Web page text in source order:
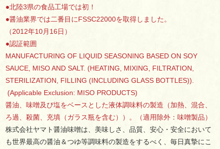
●北陸3県の食品工場では初！
●醤油業界では二番目にFSSC22000を取得しました。
（2012年10月16日）
●認証範囲
MANUFACTURING OF LIQUID SEASONING BASED ON SOY
SAUCE, MISO AND SALT. (HEATING, MIXING, FILTRATION,
STERILIZATION, FILLING (INCLUDING GLASS BOTTLES)).
(Applicable Exclusion: MISO PRODUCTS)
醤油、味噌及び塩をベースとした液体調味料の製造（加熱、混合、
ろ過、殺菌、充填（ガラス瓶を含む））。（適用除外：味噌製品）
株式会社ヤマト醤油味噌は、美味しさ、品質、安心・安全において
も世界最高の醤油＆つゆ等調味料の製造をするべく、毎日真摯にこ